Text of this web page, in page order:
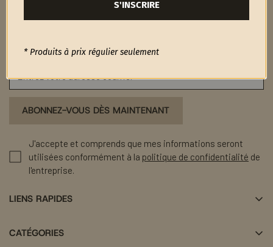
LIENS RAPIDES
CATÉGORIES
ABONNEZ-VOUS DÈS MAINTENANT
J'accepte et comprends que mes informations seront
utilisées conformément à la politique de confidentialité de
l'entreprise.
S'INSCRIRE
* Produits à prix régulier seulement